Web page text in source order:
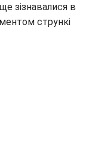
зізнавалися в
стрункі